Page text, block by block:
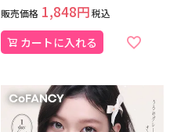
販売価格 1,848 税込
カートに入れる